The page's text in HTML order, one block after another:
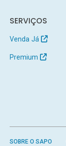
SERVIÇOS
Venda Já
Premium
SOBRE O SAPO